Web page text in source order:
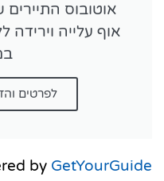
אוטובוס התיירים
אוף עלייה
לפרטים
by GetYourGuide